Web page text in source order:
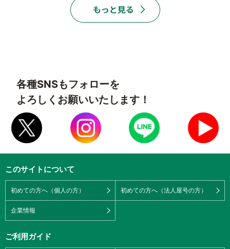
各種SNSもフォローを
よろしくお願いいたします！
このサイトについて
初めての方へ（個人の方） 初めての方へ（法人屋号の方）
企業情報
ご利用ガイド